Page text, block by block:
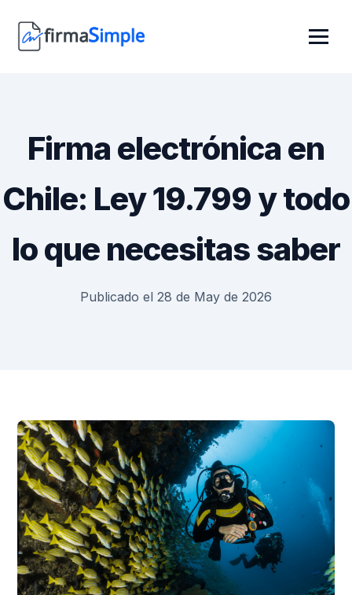
Firma electrónica en
Chile: Ley 19.799 y todo
lo que necesitas saber
Publicado el 28 de May de 2026